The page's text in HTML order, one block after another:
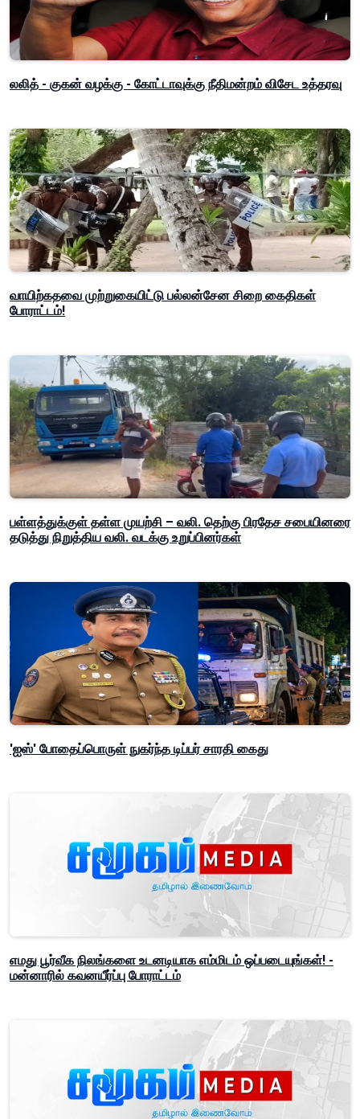
லலித் - குகன் வழக்கு - கோட்டாவுக்கு நீதிமன்றம் விசேட உத்தரவு
வாயிற்கதவை முற்றுகையிட்டு பல்லன்சேன சிறை கைதிகள்
போராட்டம்!
பள்ளத்துக்குள் தள்ள முயற்சி – வலி. தெற்கு பிரதேச சபையினரை
தடுத்து நிறுத்திய வலி. வடக்கு உறுப்பினர்கள்
'ஐஸ்' போதைப்பொருள் நுகர்ந்த டிப்பர் சாரதி கைது
எமது பூர்வீக நிலங்களை உடனடியாக எம்மிடம் ஒப்படையுங்கள்! -
மன்னாரில் கவனயீர்ப்பு போராட்டம்